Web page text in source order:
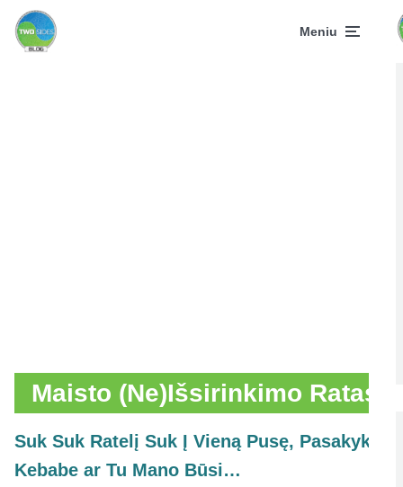
Meniu
Maisto (Ne)Išsirinkimo Ratas
Suk Suk Ratelį Suk Į Vieną Pusę, Pasakyk
Kebabe ar Tu Mano Būsi…